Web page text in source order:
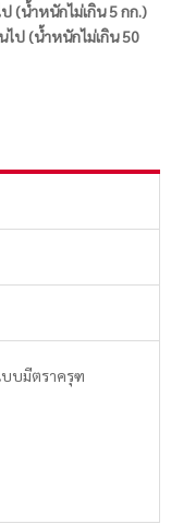
(น้ำหนักไม่เกิน 5 กก.)
ไป (น้ำหนักไม่เกิน 50
บบมีตราครุฑ